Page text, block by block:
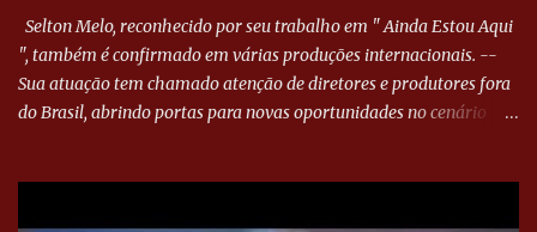
Selton Melo, reconhecido por seu trabalho em " Ainda Estou Aqui
", também é confirmado em várias produções internacionais. --
Sua atuação tem chamado atenção de diretores e produtores fora
do Brasil, abrindo portas para novas oportunidades no cenário